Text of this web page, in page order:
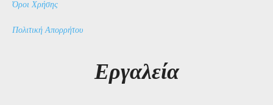
Όροι Χρήσης
Πολιτική Απορρήτου
Εργαλεία